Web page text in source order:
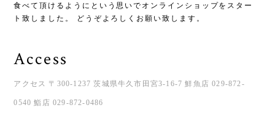
食べて頂けるようにという思いでオンラインショップをスター
ト致しました。 どうぞよろしくお願い致します。
Access
アクセス 〒300-1237 茨城県牛久市田宮3-16-7 鮮魚店 029-872-
0540 鮨店 029-872-0486